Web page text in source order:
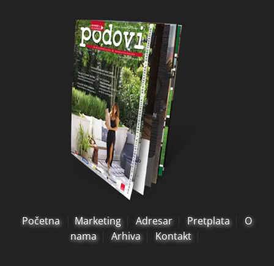
Početna Marketing Adresar Pretplata
O
nama
Arhiva Kontakt